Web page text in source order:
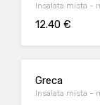
Insalata mista -
12.40 €
Greca
Insalata mista